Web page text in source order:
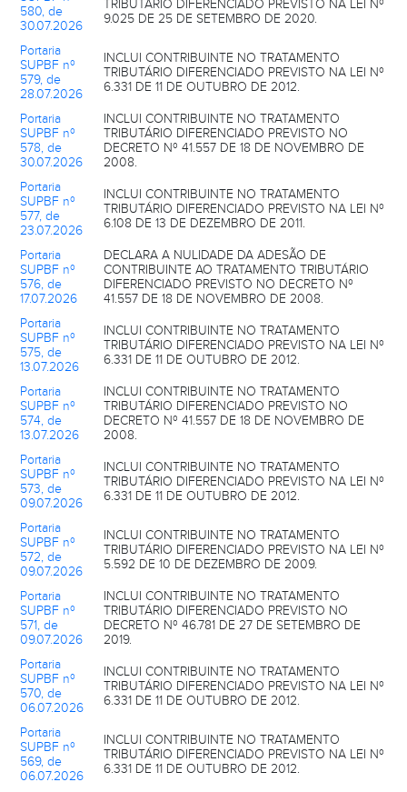
580, de
30.07.2026
TRIBUTÁRIO DIFERENCIADO PREVISTO NA LEI Nº
9.025 DE 25 DE SETEMBRO DE 2020.
Portaria
SUPBF nº
579, de
28.07.2026
INCLUI CONTRIBUINTE NO TRATAMENTO
TRIBUTÁRIO DIFERENCIADO PREVISTO NA LEI Nº
6.331 DE 11 DE OUTUBRO DE 2012.
Portaria
SUPBF nº
578, de
30.07.2026
INCLUI CONTRIBUINTE NO TRATAMENTO
TRIBUTÁRIO DIFERENCIADO PREVISTO NO
DECRETO Nº 41.557 DE 18 DE NOVEMBRO DE
2008.
Portaria
SUPBF nº
577, de
23.07.2026
INCLUI CONTRIBUINTE NO TRATAMENTO
TRIBUTÁRIO DIFERENCIADO PREVISTO NA LEI Nº
6.108 DE 13 DE DEZEMBRO DE 2011.
Portaria
SUPBF nº
576, de
17.07.2026
DECLARA A NULIDADE DA ADESÃO DE
CONTRIBUINTE AO TRATAMENTO TRIBUTÁRIO
DIFERENCIADO PREVISTO NO DECRETO Nº
41.557 DE 18 DE NOVEMBRO DE 2008.
Portaria
SUPBF nº
575, de
13.07.2026
INCLUI CONTRIBUINTE NO TRATAMENTO
TRIBUTÁRIO DIFERENCIADO PREVISTO NA LEI Nº
6.331 DE 11 DE OUTUBRO DE 2012.
Portaria
SUPBF nº
574, de
13.07.2026
INCLUI CONTRIBUINTE NO TRATAMENTO
TRIBUTÁRIO DIFERENCIADO PREVISTO NO
DECRETO Nº 41.557 DE 18 DE NOVEMBRO DE
2008.
Portaria
SUPBF nº
573, de
09.07.2026
INCLUI CONTRIBUINTE NO TRATAMENTO
TRIBUTÁRIO DIFERENCIADO PREVISTO NA LEI Nº
6.331 DE 11 DE OUTUBRO DE 2012.
Portaria
SUPBF nº
572, de
09.07.2026
INCLUI CONTRIBUINTE NO TRATAMENTO
TRIBUTÁRIO DIFERENCIADO PREVISTO NA LEI Nº
5.592 DE 10 DE DEZEMBRO DE 2009.
Portaria
SUPBF nº
571, de
09.07.2026
INCLUI CONTRIBUINTE NO TRATAMENTO
TRIBUTÁRIO DIFERENCIADO PREVISTO NO
DECRETO Nº 46.781 DE 27 DE SETEMBRO DE
2019.
Portaria
SUPBF nº
570, de
06.07.2026
INCLUI CONTRIBUINTE NO TRATAMENTO
TRIBUTÁRIO DIFERENCIADO PREVISTO NA LEI Nº
6.331 DE 11 DE OUTUBRO DE 2012.
Portaria
SUPBF nº
569, de
06.07.2026
INCLUI CONTRIBUINTE NO TRATAMENTO
TRIBUTÁRIO DIFERENCIADO PREVISTO NA LEI Nº
6.331 DE 11 DE OUTUBRO DE 2012.